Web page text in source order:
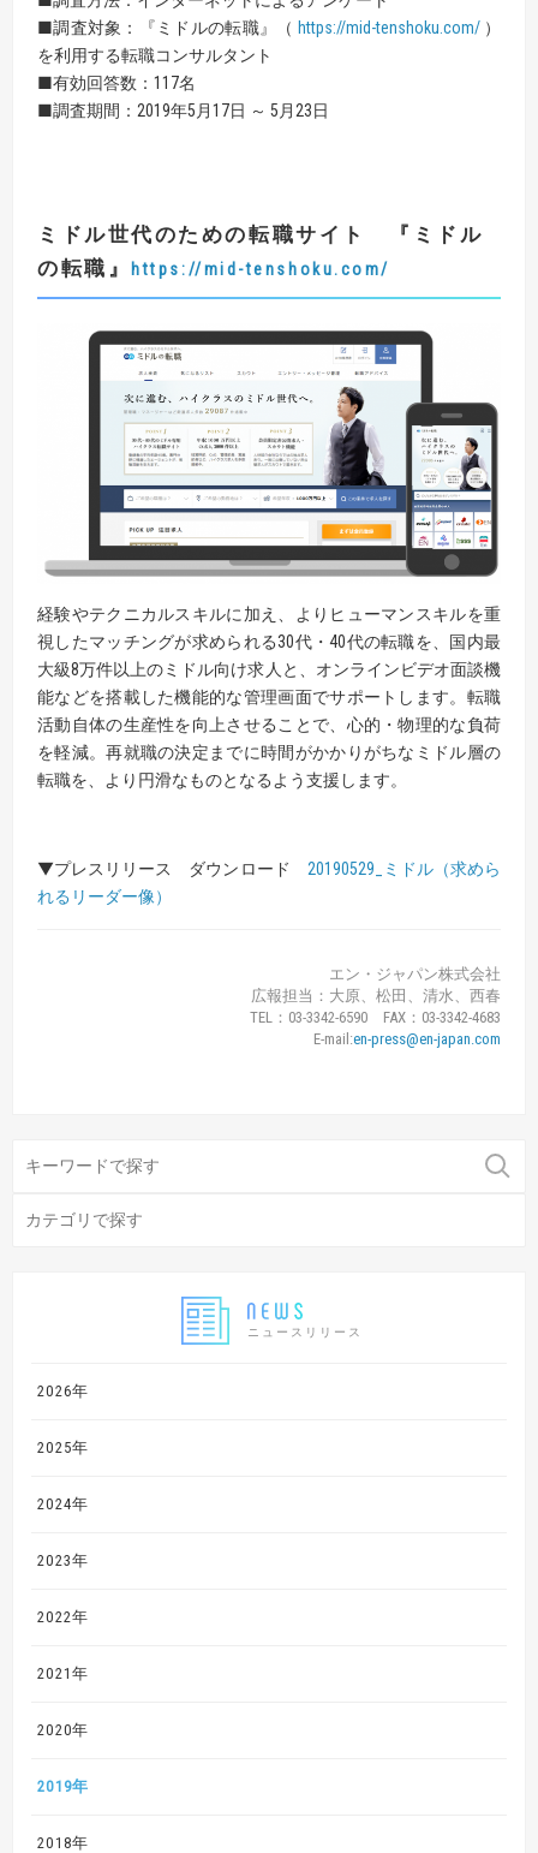
ニュースリリース
2026年
2025年
2024年
2023年
2022年
2021年
2020年
2019年
2018年
■調査対象：『ミドルの転職』（ https://mid-tenshoku.com/）
を利用する転職コンサルタント
■有効回答数：117名
■調査期間：2019年5月17日 ～ 5月23日
ミドル世代のための転職サイト 『 ミドル
の転職 』https://mid-tenshoku.com/
経験やテクニカルスキルに加え、よりヒューマンスキルを重
視したマッチングが求められる30代・40代の転職を、国内最
大級8万件以上のミドル向け求人と、オンラインビデオ面談機
能などを搭載した機能的な管理画面でサポートします。転職
活動自体の生産性を向上させることで、心的・物理的な負荷
を軽減。再就職の決定までに時間がかかりがちなミドル層の
転職を、より円滑なものとなるよう支援します。
▼プレスリリース ダウンロード 20190529_ミドル（求めら
れるリーダー像）
エン・ジャパン株式会社
広報担当：大原、松田、清水、西春
TEL：03-3342-6590 FAX：03-3342-4683
E-mail:en-press@en-japan.com